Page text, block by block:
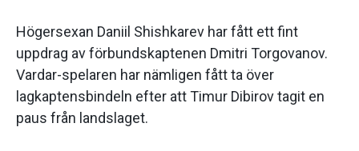
Högersexan Daniil Shishkarev har fått ett fint
uppdrag av förbundskaptenen Dmitri Torgovanov.
Vardar-spelaren har nämligen fått ta över
lagkaptensbindeln efter att Timur Dibirov tagit en
paus från landslaget.